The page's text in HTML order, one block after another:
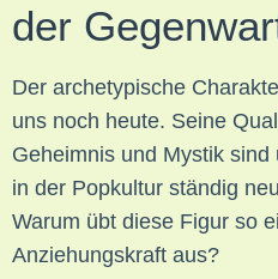
der
Der archetypische
uns noch heute. Seine
Geheimnis und Mystik
in der Popkultur ständig
Warum übt diese Figur so
Anziehungskraft aus?